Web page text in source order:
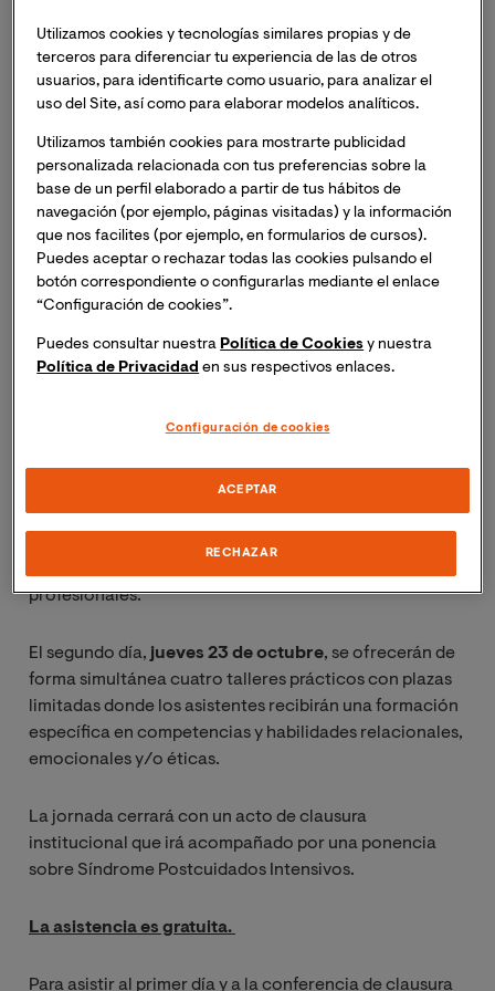
y humanidad.
El primer día,miércoles 22 de octubre, y tras el acto de
inauguración en el que participarán personalidades del
ámbito sanitario, sociosanitario y académico, las
jornadas se iniciarán con una ponencia inaugural sobre
Habilidades No Técnicas en Enfermería.
Le seguirá la entrega de la
4ª edición de los Premios
que convoca la Cátedra de Humanización de la
Asistencia Sanitaria de VIU, Fundación ASISA y
trabajos galardonados.
en la que se expondrán propuestas o acciones de
determinados ámbitos sanitarios y sociosanitarios.
Además, se debatirá sobre posibles cambios y retos a
profesionales.
El segundo día, jueves 23 de octubre, se ofrecerán de
forma simultánea cuatro talleres prácticos con plazas
limitadas donde los asistentes recibirán una formación
específica en competencias y habilidades relacionales,
emocionales y/o éticas.
La jornada cerrará con un acto de clausura
institucional que irá acompañado por una ponencia
sobre Síndrome Postcuidados Intensivos.
La asistencia es gratuita.
Para asistir al primer día y a la conferencia de clausura
Utilizamos cookies y tecnologías similares propias y de
terceros para diferenciar tu experiencia de las de otros
usuarios, para identificarte como usuario, para analizar el
uso del Site, así como para elaborar modelos analíticos.
Utilizamos también cookies para mostrarte publicidad
personalizada relacionada con tus preferencias sobre la
base de un perfil elaborado a partir de tus hábitos de
navegación (por ejemplo, páginas visitadas) y la información
que nos facilites (por ejemplo, en formularios de cursos).
Puedes aceptar o rechazar todas las cookies pulsando el
botón correspondiente o configurarlas mediante el enlace
“Configuración de cookies”.
Puedes consultar nuestra Política de Cookies y nuestra
Política de Privacidad en sus respectivos enlaces.
Configuración de cookies
RECHAZAR
ACEPTAR